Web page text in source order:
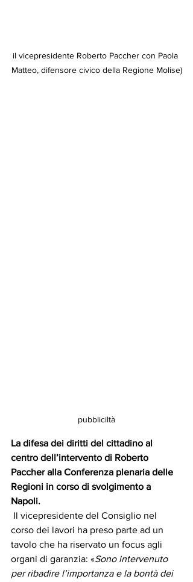
il vicepresidente Roberto Paccher con Paola
Matteo, difensore civico della Regione Molise)
pubbliciltà
La difesa dei diritti del cittadino al
centro dell’intervento di Roberto
Paccher alla Conferenza plenaria delle
Regioni in corso di svolgimento a
Napoli.
corso dei lavori ha preso parte ad un
tavolo che ha riservato un focus agli
organi di garanzia: «Sono intervenuto
per ribadire l’importanza e la bontà dei